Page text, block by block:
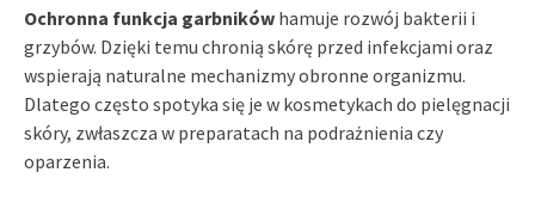
Ochronna funkcja garbników hamuje rozwój bakterii i
grzybów. Dzięki temu chronią skórę przed infekcjami oraz
wspierają naturalne mechanizmy obronne organizmu.
Dlatego często spotyka się je w kosmetykach do pielęgnacji
skóry, zwłaszcza w preparatach na podrażnienia czy
oparzenia.